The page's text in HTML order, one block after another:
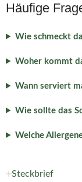
Häufige
Wie schmeckt
Woher kommt
Wann serviert
Wie sollte das
Welche
Steckbrief